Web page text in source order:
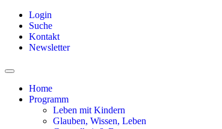
Login
Suche
Kontakt
Newsletter
Home
Programm
Leben mit Kindern
Glauben, Wissen, Leben